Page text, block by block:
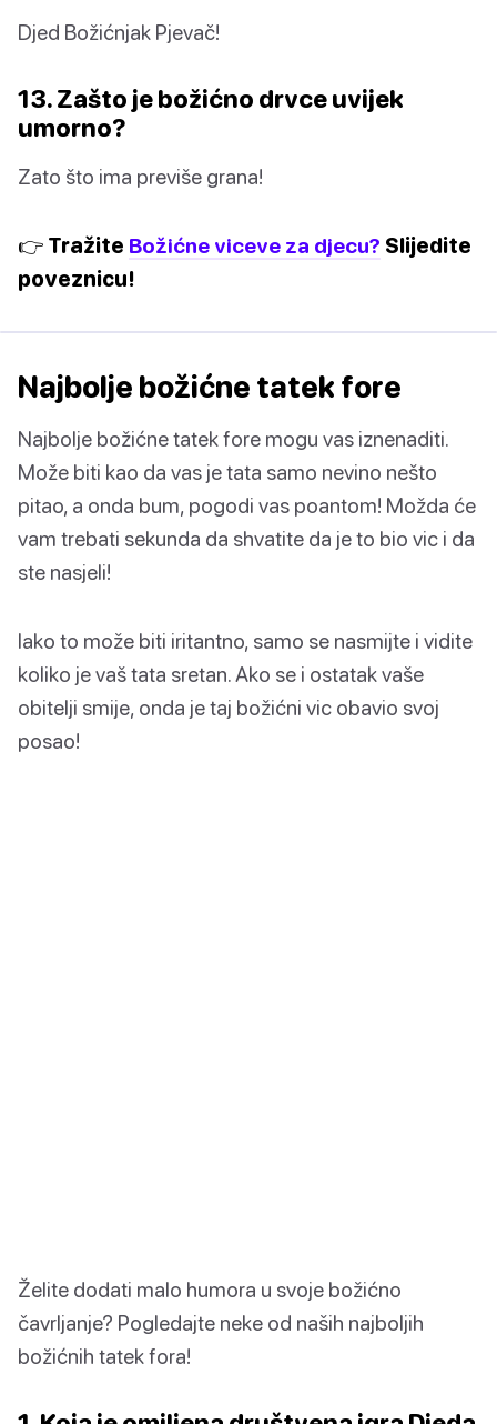
Djed Božićnjak Pjevač!
13. Zašto je božićno drvce uvijek
umorno?
Zato što ima previše grana!
👉 Tražite Božićne viceve za djecu? Slijedite
poveznicu!
Najbolje božićne tatek fore
Najbolje božićne tatek fore mogu vas iznenaditi.
Može biti kao da vas je tata samo nevino nešto
pitao, a onda bum, pogodi vas poantom! Možda će
vam trebati sekunda da shvatite da je to bio vic i da
ste nasjeli!
Iako to može biti iritantno, samo se nasmijte i vidite
koliko je vaš tata sretan. Ako se i ostatak vaše
obitelji smije, onda je taj božićni vic obavio svoj
posao!
Želite dodati malo humora u svoje božićno
čavrljanje? Pogledajte neke od naših najboljih
božićnih tatek fora!